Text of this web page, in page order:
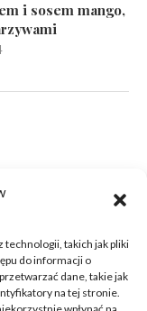
technologii, takich jak pliki
do informacji o
dane, takie jak
na tej stronie.
i sosem mango,